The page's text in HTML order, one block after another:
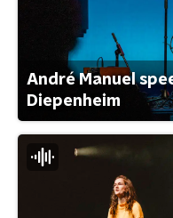
André Manuel
Diepenheim